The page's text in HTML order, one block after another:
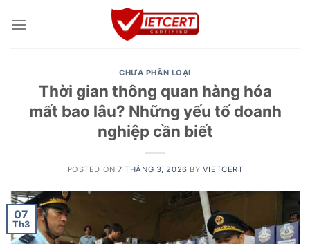
CHƯA PHÂN LOẠI
Thời gian thông quan hàng hóa
mất bao lâu? Những yếu tố doanh
nghiệp cần biết
POSTED ON7 THÁNG 3, 2026 BY VIETCERT
07
Th3